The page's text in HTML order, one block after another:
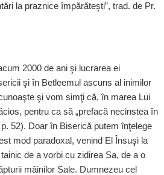
la praznice împărăteşti”, trad. de Pr.
2000 de ani şi lucrarea ei
şi în Betleemul ascuns al inimilor
şi vom simţi că, în marea Lui
pentru ca să „prefacă necinstea în
52). Doar în Biserică putem înţelege
mod paradoxal, venind El Însuşi la
de a vorbi cu zidirea Sa, de a o
mâinilor Sale. Dumnezeu cel